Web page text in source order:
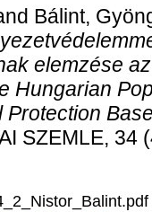
Bálint,
elemzése
Hungarian
Protection
SZEMLE, 34